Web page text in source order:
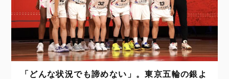
「どんな状況でも諦めない」。東京五輪の銀よ